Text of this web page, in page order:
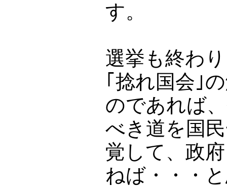
す。
選挙も終わ
｢捻れ国会｣
のであれば
べき道を国
覚して、政
ねば・・・